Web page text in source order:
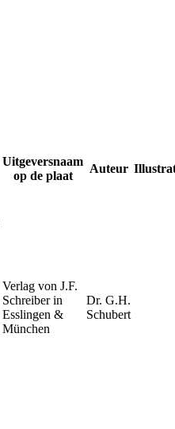
Uitgeversnaam
op de plaat
Auteur
Verlag von J.F.
Schreiber in
Esslingen &
München
Dr. G.H.
Schubert